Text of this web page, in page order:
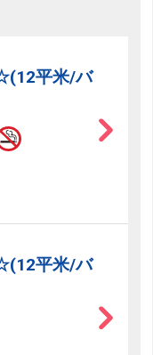
平米/バ
平米/バ